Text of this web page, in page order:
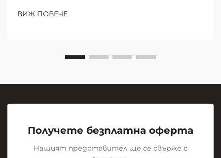
образователни среди. В центъра на тази
ВИЖ ПОВЕЧЕ
Получете безплатна оферта
Нашият представител ще се свърже с